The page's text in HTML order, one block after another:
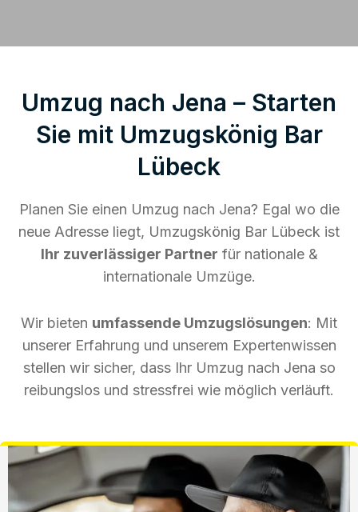
Umzug nach Jena – Starten
Sie mit Umzugskönig Bar
Lübeck
Planen Sie einen Umzug nach Jena? Egal wo die
neue Adresse liegt, Umzugskönig Bar Lübeck ist
Ihr zuverlässiger Partner für nationale &
internationale Umzüge.
Wir bieten umfassende Umzugslösungen: Mit
unserer Erfahrung und unserem Expertenwissen
stellen wir sicher, dass Ihr Umzug nach Jena so
reibungslos und stressfrei wie möglich verläuft.